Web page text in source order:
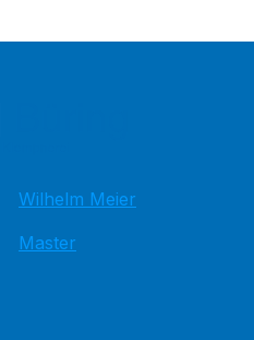
Wilhelm Meier
Master